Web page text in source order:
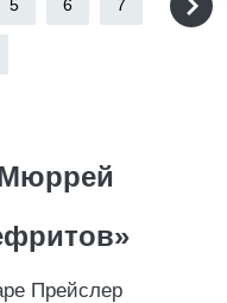
5 6 7
Прейслер